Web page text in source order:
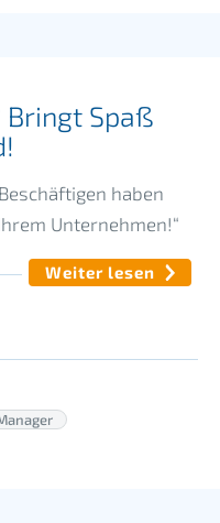
Bringt Spaß
haben
Unternehmen!“
Weiter lesen